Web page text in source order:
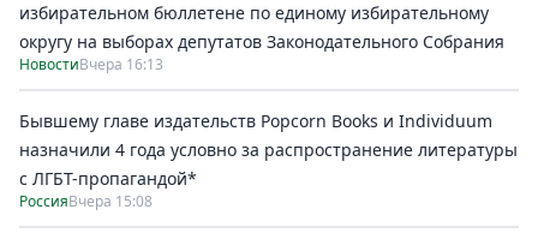
избирательном бюллетене по единому избирательному
округу на выборах депутатов Законодательного Собрания
НовостиВчера 16:13
Бывшему главе издательств Popcorn Books и Individuum
назначили 4 года условно за распространение литературы
с ЛГБТ-пропагандой*
РоссияВчера 15:08